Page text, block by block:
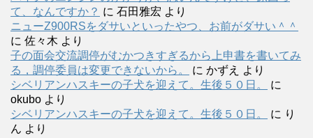
て、なんですか？ に 石田雅宏 より
ニューZ900RSをダサいといったやつ、お前がダサい＾＾
に 佐々木 より
子の面会交流調停がむかつきすぎるから上申書を書いてみ
る，調停委員は変更できないから。
に かずえ
より
シベリアンハスキーの子犬を迎えて。生後５０日。
に
okubo より
シベリアンハスキーの子犬を迎えて。生後５０日。
に り
ん より